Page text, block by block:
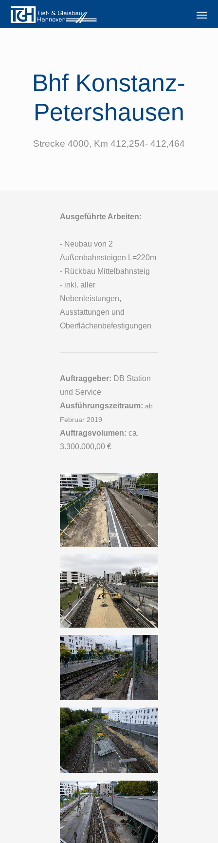
Bhf Konstanz-
Petershausen
Strecke 4000, Km 412,254- 412,464
Ausgeführte Arbeiten:
- Neubau von 2
Außenbahnsteigen L=220m
- Rückbau Mittelbahnsteig
- inkl. aller
Nebenleistungen,
Ausstattungen und
Oberflächenbefestigungen
Auftraggeber: DB Station
und Service
Ausführungszeitraum:ab
Februar 2019
Auftragsvolumen:ca.
3.300.000,00 €